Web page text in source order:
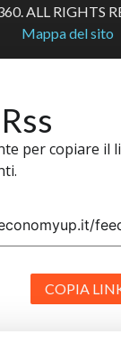
ALL RIGHTS
Mappa del sito
per copiare il
COPIA